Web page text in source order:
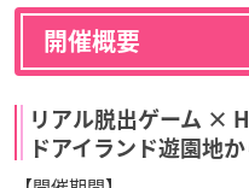
開催概要
リアル脱出ゲーム ×
ドアイランド遊園地か